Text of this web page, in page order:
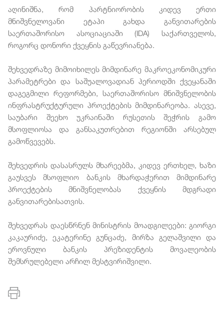
აღინიშნა, რომ პარტნიორობის კიდევ ერთი
მნიშვნელოვანი ეტაპი გახდა განვითარების
საერთაშორისო ასოციაციაში (IDA) საქართველოს,
როგორც დონორი ქვეყნის გაწევრიანება.
შეხვედრაზე მიმოიხილეს მიმდინარე მაკროეკონომიკური
პარამეტრები და საშუალოვადიან პერიოდში ქვეყანაში
დაგეგმილი რეფორმები, საერთაშორისო მნიშვნელობის
ინფრასტრუქტურული პროექტების მიმდინარეობა. ასევე,
საუბარი შეეხო უკრაინაში რუსეთის შეჭრის გამო
მსოფლიოსა და განსაკუთრებით რეგიონში არსებულ
გამოწვევებს.
შეხვედრის დასასრულს მხარეებმა, კიდევ ერთხელ, ხაზი
გაუსვეს მსოფლიო ბანკის მხარდაჭერით მიმდინარე
პროექტების მნიშვნელობას ქვეყნის მდგრადი
განვითარებისათვის.
შეხვედრას დაესწრნენ მინისტრის მოადგილეები: გიორგი
კაკაურიძე, ეკატერინე გუნცაძე, მირზა გელაშვილი და
ეროვნული ბანკის პრეზიდენტის მოვალეობის
შემსრულებელი არჩილ მესტვირიშვილი.